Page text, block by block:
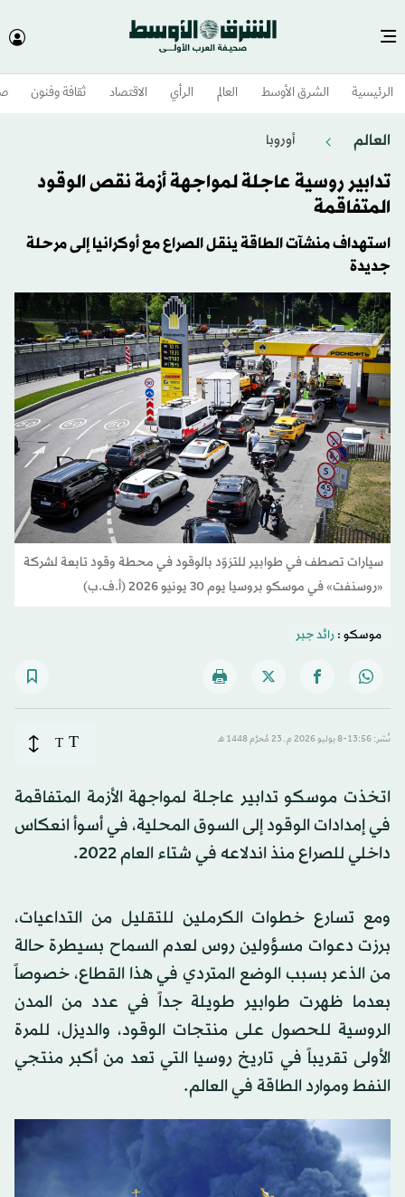
الرئيسية الشرق الأوسط​ العالم الرأي الاقتصاد ثقافة وفنون
العالم أوروبا
تدابير روسية عاجلة لمواجهة أزمة نقص الوقود
المتفاقمة
استهداف منشآت الطاقة ينقل الصراع مع أوكرانيا إلى مرحلة
جديدة
سيارات تصطف في طوابير للتزوّد بالوقود في محطة وقود تابعة لشركة
«روسنفت» في موسكو بروسيا يوم 30 يونيو 2026 (أ.ف.ب)
موسكو :رائد جبر
نُشر: 13:56-8 يوليو 2026 م ـ 23 مُحرَّم 1448 هـ T
T
اتخذت موسكو تدابير عاجلة لمواجهة الأزمة المتفاقمة
في إمدادات الوقود إلى السوق المحلية، في أسوأ انعكاس
داخلي للصراع منذ اندلاعه في شتاء العام 2022.
ومع تسارع خطوات الكرملين للتقليل من التداعيات،
برزت دعوات مسؤولين روس لعدم السماح بسيطرة حالة
من الذعر بسبب الوضع المتردي في هذا القطاع، خصوصاً
بعدما ظهرت طوابير طويلة جداً في عدد من المدن
الروسية للحصول على منتجات الوقود، والديزل، للمرة
الأولى تقريباً في تاريخ روسيا التي تعد من أكبر منتجي
النفط وموارد الطاقة في العالم.